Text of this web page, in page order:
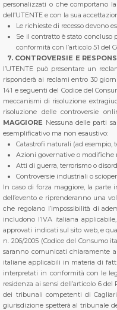
personalizzati o che comportano
dell’UTENTE e con la sua
Le richieste di recesso devono
Se il contratto è stato concluso
conformità con l’articolo 51 del
7. CONTROVERSIE E
l’UTENTE può presentare un
risponderà ai reclami entro 30
141 e seguenti del Codice del
meccanismi di risoluzione
risoluzione delle controversie
MAGGIORE Nessuna delle parti
esemplificativo ma non esaustivo:
Catastrofi naturali (ad esempio,
Azioni governative o modifiche
Atti di guerra, terrorismo o
Controversie industriali o
In caso di forza maggiore, la parte
dell’evento e riprenderanno una
che regolano l’impossibilità di
includono l’IVA italiana
approvati indicati sul sito web, e
n. 206/2005 (Codice del Consumo
saranno comunicati chiaramente
italiane applicabili in materia di
interpretati in conformità con le
residenza ai sensi dell’articolo 6 del
dei tribunali competenti di
giurisdizione spetterà al tribunale